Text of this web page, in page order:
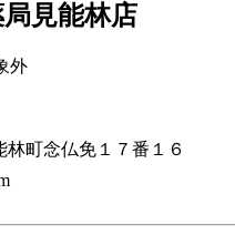
局見能林店
外
町念仏免１７番１６